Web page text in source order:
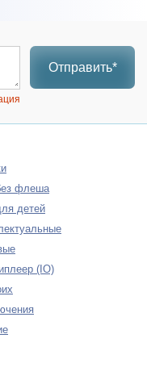
Отправить*
флеша
детей
(IO)